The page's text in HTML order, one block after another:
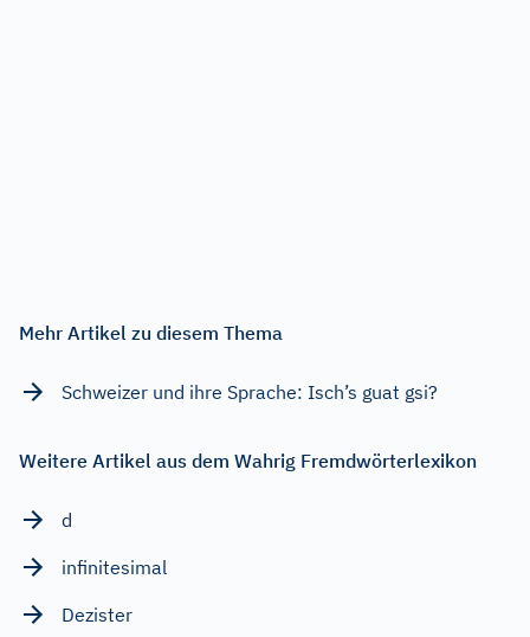
Mehr Artikel zu diesem Thema
Schweizer und ihre Sprache: Isch’s guat gsi?
Weitere Artikel aus dem Wahrig Fremdwörterlexikon
d
infinitesimal
Dezister